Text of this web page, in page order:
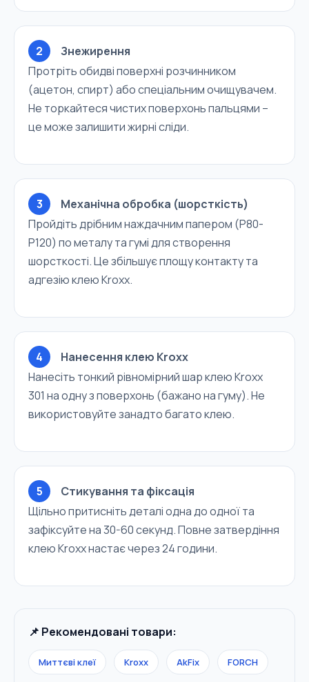
2
Знежирення
Протріть обидві поверхні розчинником
(ацетон, спирт) або спеціальним очищувачем.
Не торкайтеся чистих поверхонь пальцями –
це може залишити жирні сліди.
3
Механічна обробка (шорсткість)
Пройдіть дрібним наждачним папером (P80-
P120) по металу та гумі для створення
шорсткості. Це збільшує площу контакту та
адгезію клею Kroxx.
4
Нанесення клею Kroxx
Нанесіть тонкий рівномірний шар клею Kroxx
301 на одну з поверхонь (бажано на гуму). Не
використовуйте занадто багато клею.
5
Стикування та фіксація
Щільно притисніть деталі одна до одної та
зафіксуйте на 30-60 секунд. Повне затвердіння
клею Kroxx настає через 24 години.
📌 Рекомендовані товари:
Миттєві клеї Kroxx AkFix FORCH